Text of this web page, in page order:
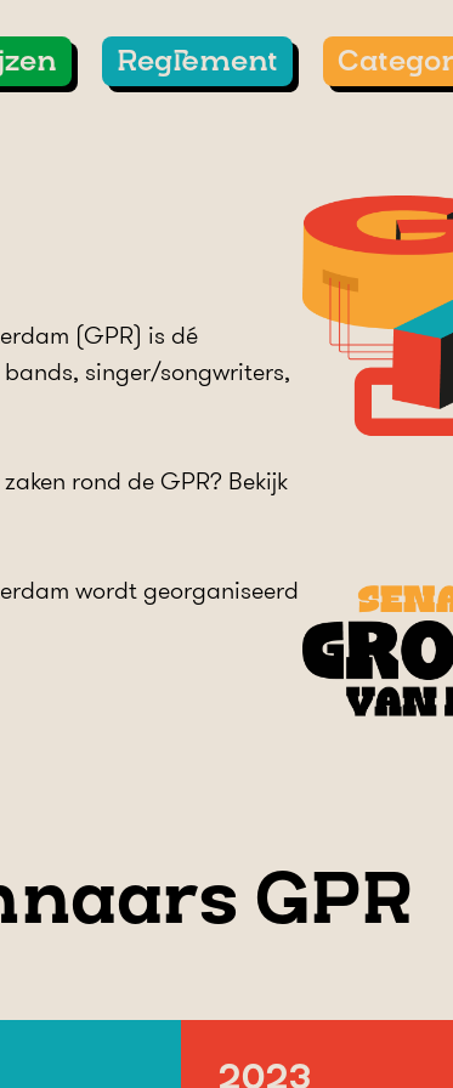
Reglement
(GPR) is dé
singer/songwriters,
rond de GPR? Bekijk
wordt georganiseerd
GPR